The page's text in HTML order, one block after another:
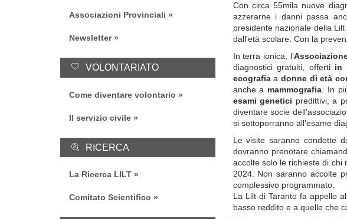
Associazioni Provinciali
Newsletter
VOLONTARIATO
Come diventare volontario
Il servizio civile
RICERCA
La Ricerca LILT
Comitato Scientifico
Con circa 55mila nuove
azzerarne i danni passa
presidente nazionale della
dall'età scolare. Con la
In terra ionica, l’
diagnostici gratuiti, offerti in
ecografiaa donne di età
anche a mammografia. In
esami genetici predittivi, a
diventare socie
si sottoporranno all’esame
Le visite saranno condotte
dovranno prenotare
accolte solo le richieste di chi
2024. Non saranno accolte
complessivo programmato.
La Lilt di Taranto fa appello al
basso reddito e a quelle che